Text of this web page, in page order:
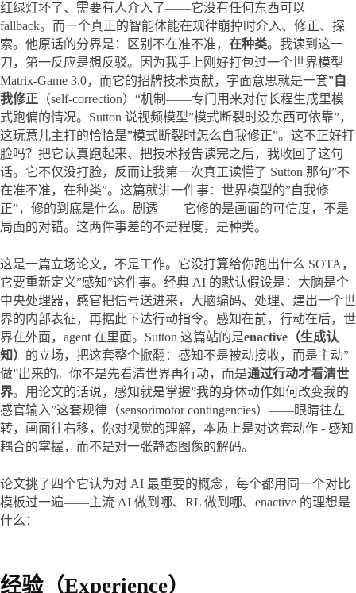
红绿灯坏了、需要有人介入了——它没有任何东西可以
fallback。而一个真正的智能体能在规律崩掉时介入、修正、探
索。他原话的分界是：区别不在准不准， 在种类。我读到这一
刀，第一反应是想反驳。因为我手上刚好打包过一个世界模型
Matrix-Game 3.0，而它的招牌技术贡献，字面意思就是一套”自
我修正 （self-correction）“机制——专门用来对付长程生成里模
式跑偏的情况。Sutton 说视频模型”模式断裂时没东西可依靠”，
这玩意儿主打的恰恰是”模式断裂时怎么自我修正”。这不正好打
脸吗？把它认真跑起来、把技术报告读完之后，我收回了这句
话。它不仅没打脸，反而让我第一次真正读懂了 Sutton 那句”不
在准不准，在种类”。这篇就讲一件事：世界模型的”自我修
正”，修的到底是什么。剧透——它修的是画面的可信度，不是
局面的对错。这两件事差的不是程度，是种类。
这是一篇立场论文，不是工作。它没打算给你跑出什么 SOTA，
它要重新定义”感知”这件事。经典 AI 的默认假设是：大脑是个
中央处理器，感官把信号送进来，大脑编码、处理、建出一个世
界的内部表征，再据此下达行动指令。感知在前，行动在后，世
界在外面，agent 在里面。Sutton 这篇站的是enactive（生成认
知） 的立场，把这套整个掀翻：感知不是被动接收，而是主动”
做”出来的。你不是先看清世界再行动，而是通过行动才看清世
界。用论文的话说，感知就是掌握”我的身体动作如何改变我的
感官输入”这套规律（sensorimotor contingencies）——眼睛往左
转，画面往右移，你对视觉的理解，本质上是对这套动作 - 感知
耦合的掌握，而不是对一张静态图像的解码。
论文挑了四个它认为对 AI 最重要的概念，每个都用同一个对比
模板过一遍——主流 AI 做到哪、RL 做到哪、enactive 的理想是
什么：
经验（Experience）